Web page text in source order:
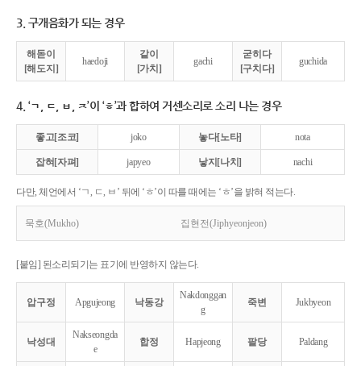
3. 구개음화가 되는 경우
해돋이
[해도지]
haedoji
같이
[가치]
gachi
굳히다
[구치다]
guchida
4. ‘ㄱ, ㄷ, ㅂ, ㅈ’이 ‘ㅎ’과 합하여 거센소리로 소리 나는 경우
좋고[조코] joko 놓다[노타] nota
잡혀[자펴] japyeo 낳지[나치] nachi
다만, 체언에서 ‘ㄱ, ㄷ, ㅂ’ 뒤에 ‘ㅎ’이 따를 때에는 ‘ㅎ’을 밝혀 적는다.
묵호(Mukho) 집현전(Jiphyeonjeon)
[붙임] 된소리되기는 표기에 반영하지 않는다.
압구정 Apgujeong 낙동강
Nakdonggan
g
죽변 Jukbyeon
낙성대
Nakseongda
e
합정 Hapjeong 팔당 Paldang